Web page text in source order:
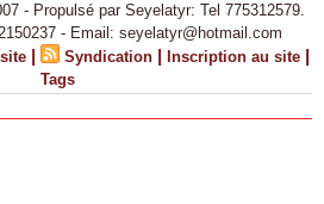
- Propulsé par Seyelatyr: Tel 775312579.
- Email: seyelatyr@hotmail.com
| Syndication | Inscription au site |
Tags